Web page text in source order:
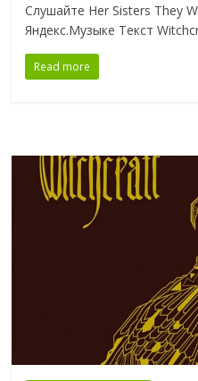
Слушайте Her Sisters They
Яндекс.Музыке Текст
Read more